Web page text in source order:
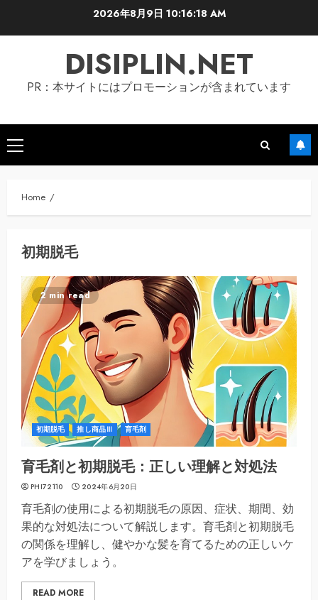
2026年8月9日 10:16:19 AM
DISIPLIN.NET
PR：本サイトにはプロモーションが含まれています
Primary
Menu
Home
初期脱毛
2 min read
初期脱毛 推し商品Ⅲ 育毛剤
育毛剤と初期脱毛：正しい理解と対処法
PHI72110 2024年6月20日
育毛剤の使用による初期脱毛の原因、症状、期間、効
果的な対処法について解説します。育毛剤と初期脱毛
の関係を理解し、健やかな髪を育てるための正しいケ
アを学びましょう。
READ MORE